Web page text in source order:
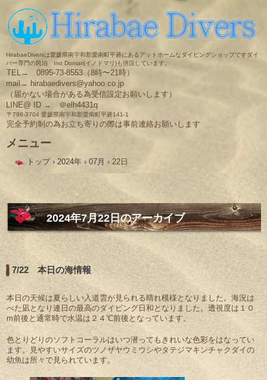
HirabaeDiversは愛媛県南宇和郡愛南町平碆にあるアットホームなダイビングショップですダイ
バー専門の民泊 Ino Domari(イノドマリ)も併設しています。
TEL→ 0895-73-8553（8時〜21時）
mail→ hirabaedivers@yahoo.co.jp
（届かない場合がある為受信設定お願いします）
LINE@ ID → ＠elh4431q
〒798-3704 愛媛県南宇和郡愛南町平碆141-1
完全予約制の為お立ち寄りの際は事前連絡お願いします
メニュー
へ
ス
キ
ッ
プ
トップ › 2024年 › 07月 › 22日
2024年7月22日のアーカイブ
7/22 本日の海情報
本日の天候は夏らしい入道雲が見られる晴れ模様となりました。海況は
べた凪となり連日の最高のダイビング日和となりました。透視度は１０
m前後と通常時で水温は２４℃前後となっています。
色とりどりのソフトコーラルはいつ潜ってもきれいな色彩をはなってい
ます。見やすいサイズのツノザヤウミウシやタテジマキンチャクダイの
幼魚は所々で見られています。